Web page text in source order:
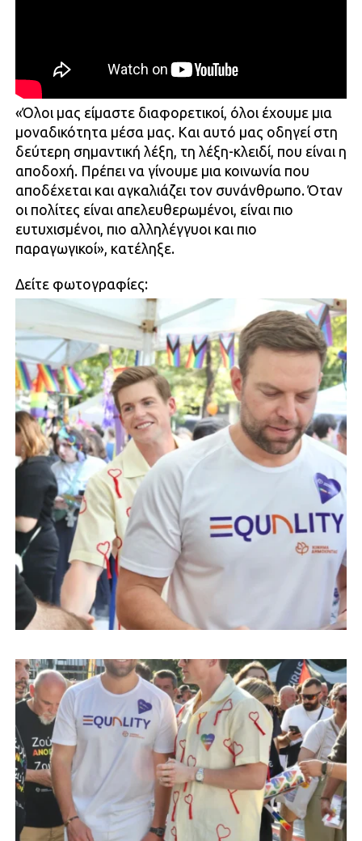
«Όλοι μας είμαστε διαφορετικοί, όλοι έχουμε μια
μοναδικότητα μέσα μας. Και αυτό μας οδηγεί στη
δεύτερη σημαντική λέξη, τη λέξη-κλειδί, που είναι η
αποδοχή. Πρέπει να γίνουμε μια κοινωνία που
αποδέχεται και αγκαλιάζει τον συνάνθρωπο. Όταν
οι πολίτες είναι απελευθερωμένοι, είναι πιο
ευτυχισμένοι, πιο αλληλέγγυοι και πιο
παραγωγικοί», κατέληξε.
Δείτε φωτογραφίες: